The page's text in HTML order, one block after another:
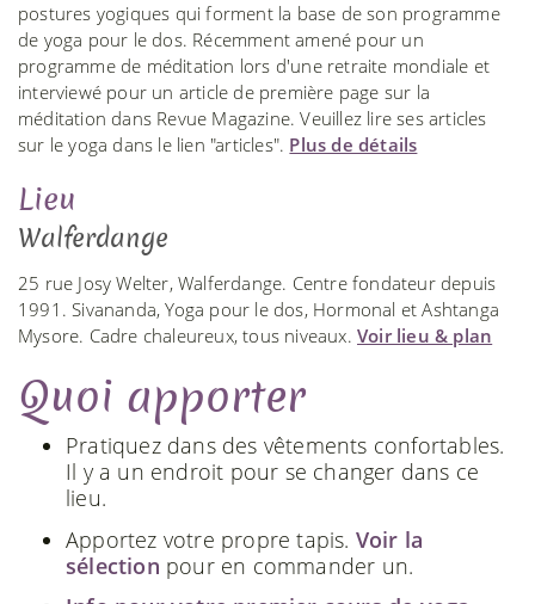
postures yogiques qui forment la base de son programme
de yoga pour le dos. Récemment amené pour un
programme de méditation lors d'une retraite mondiale et
interviewé pour un article de première page sur la
méditation dans Revue Magazine. Veuillez lire ses articles
sur le yoga dans le lien "articles". Plus de détails
Lieu
Walferdange
25 rue Josy Welter, Walferdange. Centre fondateur depuis
1991. Sivananda, Yoga pour le dos, Hormonal et Ashtanga
Mysore. Cadre chaleureux, tous niveaux. Voir lieu & plan
Quoi apporter
Pratiquez dans des vêtements confortables.
Il y a un endroit pour se changer dans ce
lieu.
Apportez votre propre tapis. Voir la
sélection pour en commander un.